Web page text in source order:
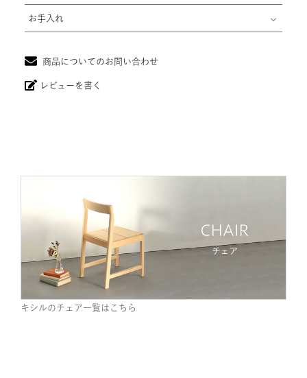
お手入れ
商品についてのお問い合わせ
レビューを書く
キシルのチェア一覧はこちら